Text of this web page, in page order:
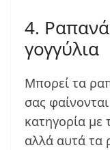
4.
γογγύλια
Μπορεί τα
σας
κατηγορία
αλλά αυτά τα